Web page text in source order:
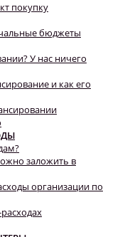
покупку
бюджеты
У нас ничего
и как его
заложить в
организации по